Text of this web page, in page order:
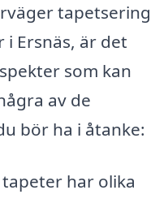
tapetsering
Ersnäs, är det
som kan
av de
bör ha i åtanke:
tapeter har olika